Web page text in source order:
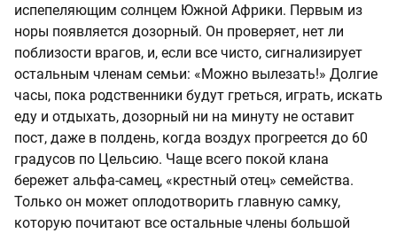
испепеляющим солнцем Южной Африки. Первым из
норы появляется дозорный. Он проверяет, нет ли
поблизости врагов, и, если все чисто, сигнализирует
остальным членам семьи: «Можно вылезать!» Долгие
часы, пока родственники будут греться, играть, искать
еду и отдыхать, дозорный ни на минуту не оставит
пост, даже в полдень, когда воздух прогреется до 60
градусов по Цельсию. Чаще всего покой клана
бережет альфа-самец, «крестный отец» семейства.
Только он может оплодотворить главную самку,
которую почитают все остальные члены большой